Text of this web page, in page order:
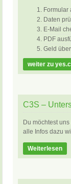
Formular
Daten
E-Mail
PDF
Geld
weiter zu
C3S –
Du möchtest
alle Infos dazu
Weiterlesen